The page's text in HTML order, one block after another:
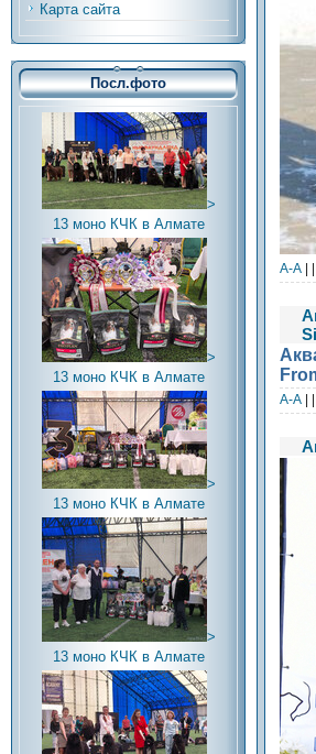
Карта сайта
Посл.фото
>
13 моно КЧК в Алмате
>
13 моно КЧК в Алмате
>
13 моно КЧК в Алмате
>
13 моно КЧК в Алмате
А-А |
А-А |